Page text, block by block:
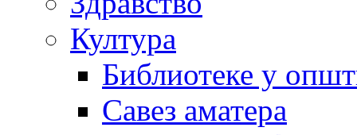
Култура
Библиотеке у
Савез аматера